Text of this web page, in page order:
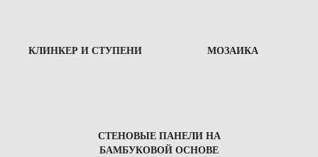
КЛИНКЕР И СТУПЕНИ МОЗАИКА
СТЕНОВЫЕ ПАНЕЛИ НА
БАМБУКОВОЙ ОСНОВЕ